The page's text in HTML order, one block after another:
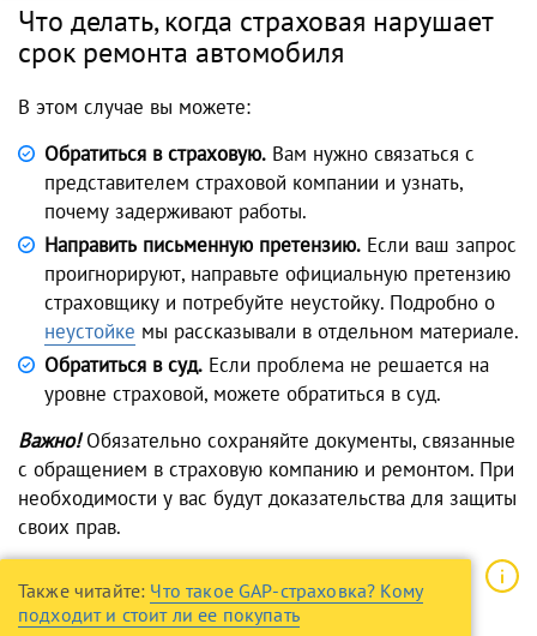
Что делать, когда страховая нарушает
срок ремонта автомобиля
В этом случае вы можете:
Обратиться в страховую. Вам нужно связаться с
представителем страховой компании и узнать,
почему задерживают работы.
Направить письменную претензию. Если ваш запрос
проигнорируют, направьте официальную претензию
страховщику и потребуйте неустойку. Подробно о
неустойке мы рассказывали в отдельном материале.
Обратиться в суд. Если проблема не решается на
уровне страховой, можете обратиться в суд.
Важно!Обязательно сохраняйте документы, связанные
с обращением в страховую компанию и ремонтом. При
необходимости у вас будут доказательства для защиты
своих прав.
Также читайте: Что такое GAP-страховка? Кому
подходит и стоит ли ее покупать